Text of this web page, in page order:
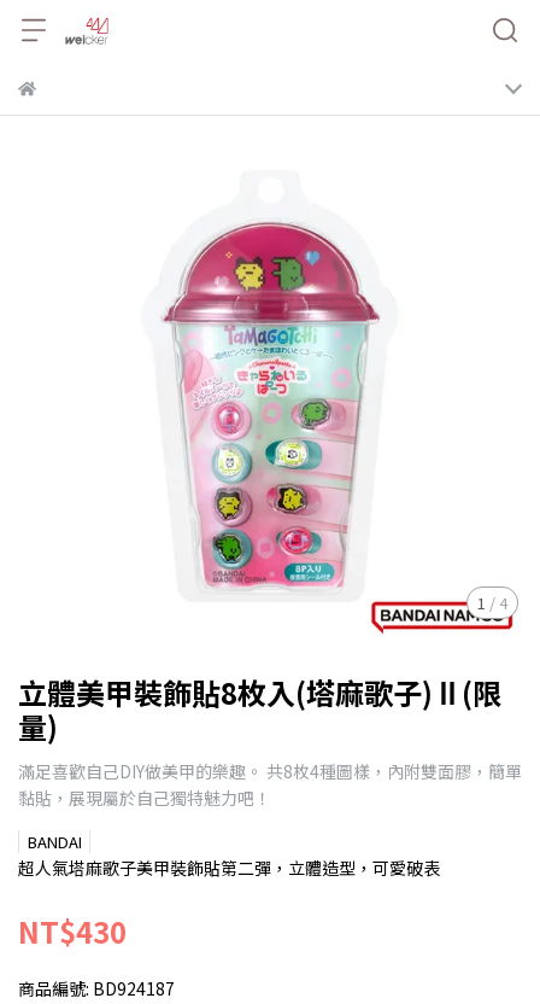
1 / 4
立體美甲裝飾貼8枚入(塔麻歌子)Ⅱ(限
量)
滿足喜歡自己DIY做美甲的樂趣。 共8枚4種圖樣，內附雙面膠，簡單
黏貼，展現屬於自己獨特魅力吧！
BANDAI
超人氣塔麻歌子美甲裝飾貼第二彈，立體造型，可愛破表
NT$430
商品編號: BD924187